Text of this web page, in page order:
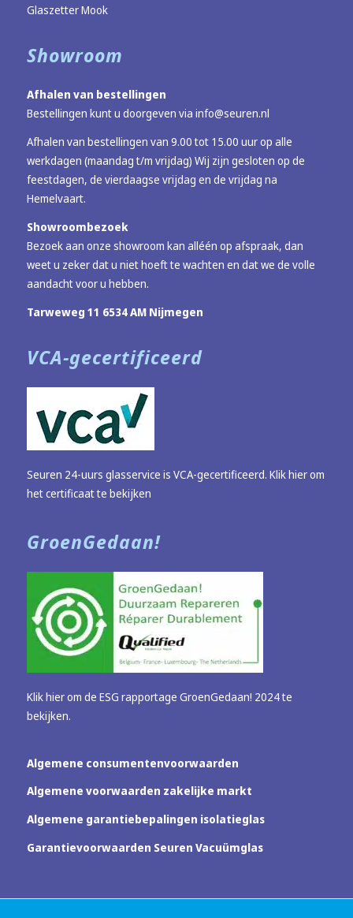
Glaszetter Mook
Showroom
Afhalen van bestellingen
Bestellingen kunt u doorgeven via info@seuren.nl
Afhalen van bestellingen van 9.00 tot 15.00 uur op alle
werkdagen (maandag t/m vrijdag) Wij zijn gesloten op de
feestdagen, de vierdaagse vrijdag en de vrijdag na
Hemelvaart.
Showroombezoek
Bezoek aan onze showroom kan alléén op afspraak, dan
weet u zeker dat u niet hoeft te wachten en dat we de volle
aandacht voor u hebben.
Tarweweg 11 6534 AM Nijmegen
VCA-gecertificeerd
Seuren 24-uurs glasservice is VCA-gecertificeerd. Klik hier om
het certificaat te bekijken
GroenGedaan!
Klik hier om de ESG rapportage GroenGedaan! 2024 te
bekijken.
Algemene consumentenvoorwaarden
Algemene voorwaarden zakelijke markt
Algemene garantiebepalingen isolatieglas
Garantievoorwaarden Seuren Vacuümglas